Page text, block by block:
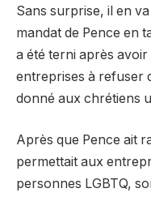
Sans surprise, il en
mandat de Pence en
a été terni après
entreprises à refuser
donné aux chrétiens
Après que Pence ait
permettait aux
personnes LGBTQ,